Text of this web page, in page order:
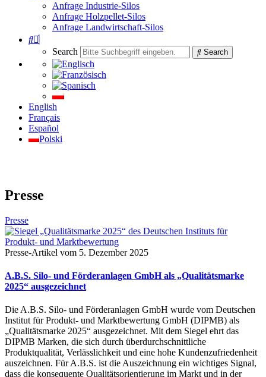
Anfrage Industrie-Silos
Anfrage Holzpellet-Silos
Anfrage Landwirtschaft-Silos
Search Search
English
Français
Español
Polski
Presse
Presse
Presse-Artikel vom 5. Dezember 2025
A.B.S. Silo- und Förderanlagen GmbH als „Qualitätsmarke
2025“ ausgezeichnet
Die A.B.S. Silo- und Förderanlagen GmbH wurde vom Deutschen
Institut für Produkt- und Marktbewertung GmbH (DIPMB) als
„Qualitätsmarke 2025“ ausgezeichnet. Mit dem Siegel ehrt das
DIPMB Marken, die sich durch überdurchschnittliche
Produktqualität, Verlässlichkeit und eine hohe Kundenzufriedenheit
auszeichnen. Für A.B.S. ist die Auszeichnung ein wichtiges Signal,
dass die konsequente Qualitätsorientierung im Markt und in der